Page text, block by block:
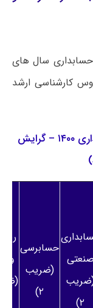
حسابداری سال های
کارشناسی ارشد
نمونه کارنامه های کارشناسی ارشد حسابداری ۱۴۰۰ – گرایش
صنعتی
۲)
حسابرسی
(ضریب
۲)
و